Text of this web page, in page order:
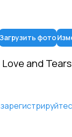
Загрузить фото
Love and